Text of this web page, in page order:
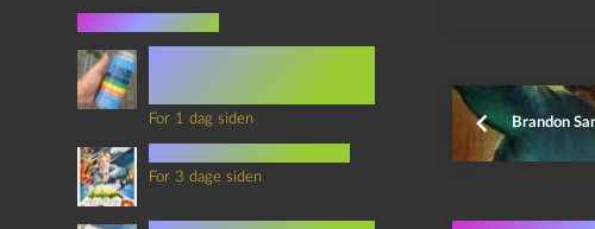
Brandon
For 1 dag siden
For 3 dage siden